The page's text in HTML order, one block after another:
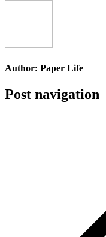
Author: Paper Life
Post navigation